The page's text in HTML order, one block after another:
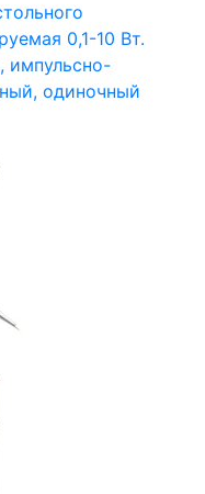
0,1-10 Вт.
импульсно-
одиночный